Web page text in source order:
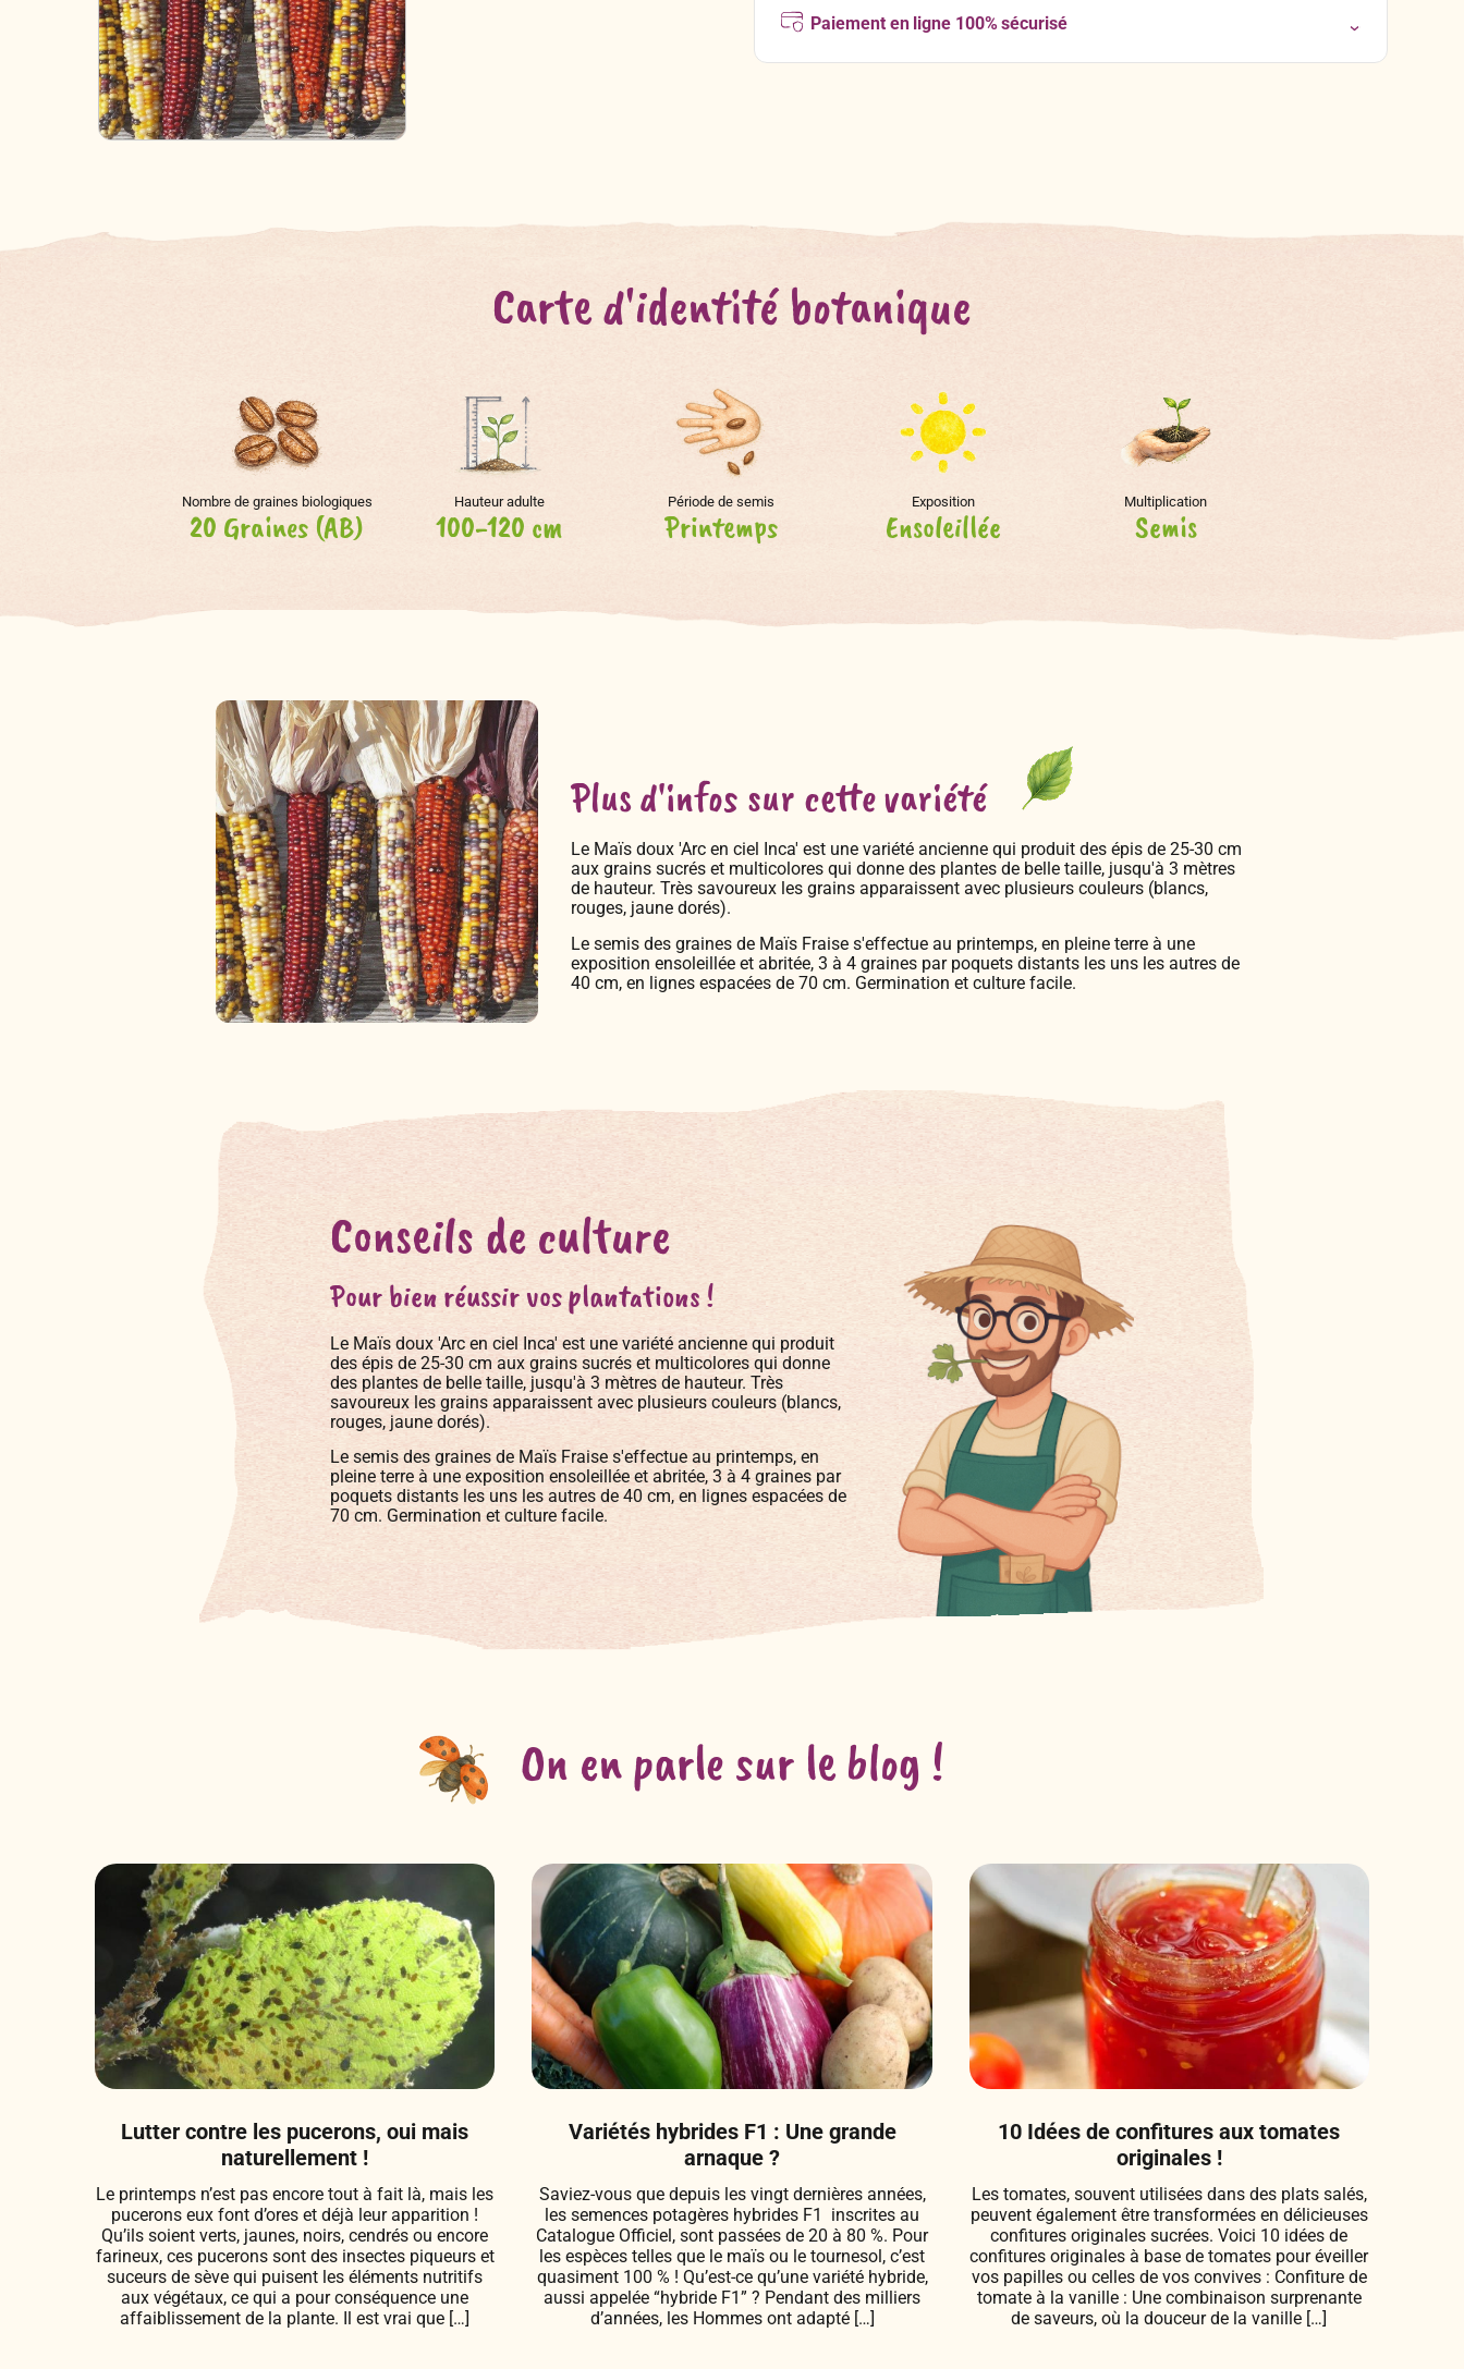
Paiement en ligne 100% sécurisé
Carte d'identité botanique
Nombre de graines biologiques
20 Graines (AB)
Hauteur adulte
100-120 cm
Période de semis
Printemps
Exposition
Ensoleillée
Multiplication
Semis
Plus d'infos sur cette variété
Le Maïs doux 'Arc en ciel Inca' est une variété ancienne qui produit des épis de 25-30 cm
aux grains sucrés et multicolores qui donne des plantes de belle taille, jusqu'à 3 mètres
de hauteur. Très savoureux les grains apparaissent avec plusieurs couleurs (blancs,
rouges, jaune dorés).
Le semis des graines de Maïs Fraise s'effectue au printemps, en pleine terre à une
exposition ensoleillée et abritée, 3 à 4 graines par poquets distants les uns les autres de
40 cm, en lignes espacées de 70 cm. Germination et culture facile.
Conseils de culture
Pour bien réussir vos plantations !
Le Maïs doux 'Arc en ciel Inca' est une variété ancienne qui produit
des épis de 25-30 cm aux grains sucrés et multicolores qui donne
des plantes de belle taille, jusqu'à 3 mètres de hauteur. Très
savoureux les grains apparaissent avec plusieurs couleurs (blancs,
rouges, jaune dorés).
Le semis des graines de Maïs Fraise s'effectue au printemps, en
pleine terre à une exposition ensoleillée et abritée, 3 à 4 graines par
poquets distants les uns les autres de 40 cm, en lignes espacées de
70 cm. Germination et culture facile.
On en parle sur le blog !
Lutter contre les pucerons, oui mais
naturellement !
Le printemps n’est pas encore tout à fait là, mais les
pucerons eux font d’ores et déjà leur apparition !
Qu’ils soient verts, jaunes, noirs, cendrés ou encore
farineux, ces pucerons sont des insectes piqueurs et
suceurs de sève qui puisent les éléments nutritifs
aux végétaux, ce qui a pour conséquence une
affaiblissement de la plante. Il est vrai que […]
Variétés hybrides F1 : Une grande
arnaque ?
Saviez-vous que depuis les vingt dernières années,
les semences potagères hybrides F1 inscrites au
Catalogue Officiel, sont passées de 20 à 80 %. Pour
les espèces telles que le maïs ou le tournesol, c’est
quasiment 100 % ! Qu’est-ce qu’une variété hybride,
aussi appelée “hybride F1” ? Pendant des milliers
d’années, les Hommes ont adapté […]
10 Idées de confitures aux tomates
originales !
Les tomates, souvent utilisées dans des plats salés,
peuvent également être transformées en délicieuses
confitures originales sucrées. Voici 10 idées de
confitures originales à base de tomates pour éveiller
vos papilles ou celles de vos convives : Confiture de
tomate à la vanille : Une combinaison surprenante
de saveurs, où la douceur de la vanille […]